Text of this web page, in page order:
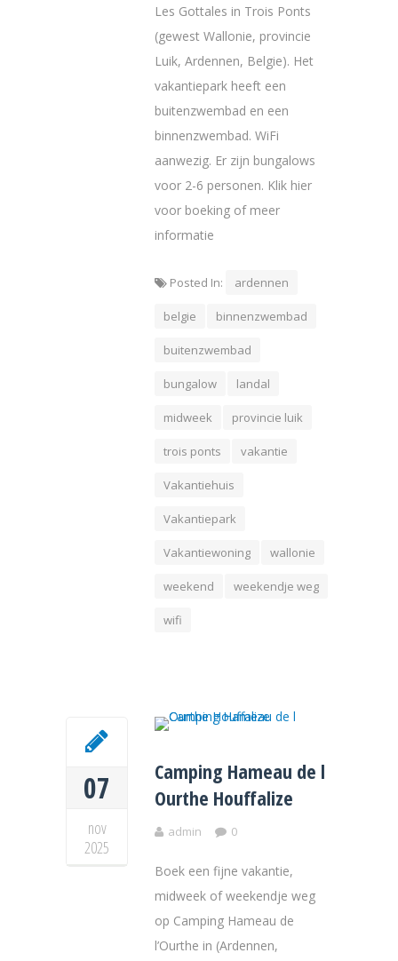
Les Gottales in Trois Ponts
(gewest Wallonie, provincie
Luik, Ardennen, Belgie). Het
vakantiepark heeft een
buitenzwembad en een
binnenzwembad. WiFi
aanwezig. Er zijn bungalows
voor 2-6 personen. Klik hier
voor boeking of meer
informatie
Posted In: ardennen
belgie binnenzwembad
buitenzwembad
bungalow landal
midweek provincie luik
trois ponts vakantie
Vakantiehuis
Vakantiepark
Vakantiewoning wallonie
weekend weekendje weg
wifi
07
nov
2025
Camping Hameau de l
Ourthe Houffalize
admin 0
Boek een fijne vakantie,
midweek of weekendje weg
op Camping Hameau de
l’Ourthe in (Ardennen,